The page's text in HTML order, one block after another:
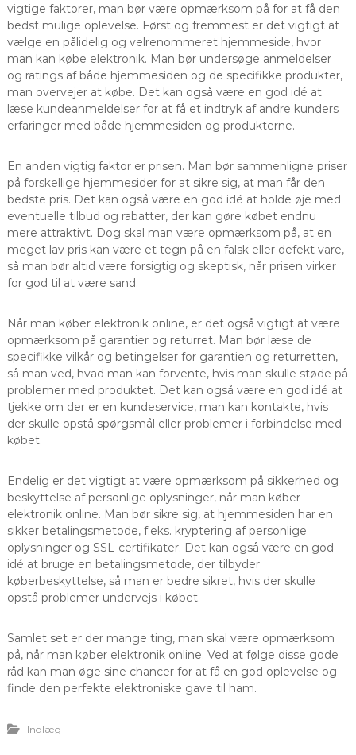
vigtige faktorer, man bør være opmærksom på for at få den
bedst mulige oplevelse. Først og fremmest er det vigtigt at
vælge en pålidelig og velrenommeret hjemmeside, hvor
man kan købe elektronik. Man bør undersøge anmeldelser
og ratings af både hjemmesiden og de specifikke produkter,
man overvejer at købe. Det kan også være en god idé at
læse kundeanmeldelser for at få et indtryk af andre kunders
erfaringer med både hjemmesiden og produkterne.
En anden vigtig faktor er prisen. Man bør sammenligne priser
på forskellige hjemmesider for at sikre sig, at man får den
bedste pris. Det kan også være en god idé at holde øje med
eventuelle tilbud og rabatter, der kan gøre købet endnu
mere attraktivt. Dog skal man være opmærksom på, at en
meget lav pris kan være et tegn på en falsk eller defekt vare,
så man bør altid være forsigtig og skeptisk, når prisen virker
for god til at være sand.
Når man køber elektronik online, er det også vigtigt at være
opmærksom på garantier og returret. Man bør læse de
specifikke vilkår og betingelser for garantien og returretten,
så man ved, hvad man kan forvente, hvis man skulle støde på
problemer med produktet. Det kan også være en god idé at
tjekke om der er en kundeservice, man kan kontakte, hvis
der skulle opstå spørgsmål eller problemer i forbindelse med
købet.
Endelig er det vigtigt at være opmærksom på sikkerhed og
beskyttelse af personlige oplysninger, når man køber
elektronik online. Man bør sikre sig, at hjemmesiden har en
sikker betalingsmetode, f.eks. kryptering af personlige
oplysninger og SSL-certifikater. Det kan også være en god
idé at bruge en betalingsmetode, der tilbyder
køberbeskyttelse, så man er bedre sikret, hvis der skulle
opstå problemer undervejs i købet.
Samlet set er der mange ting, man skal være opmærksom
på, når man køber elektronik online. Ved at følge disse gode
råd kan man øge sine chancer for at få en god oplevelse og
finde den perfekte elektroniske gave til ham.
Indlæg